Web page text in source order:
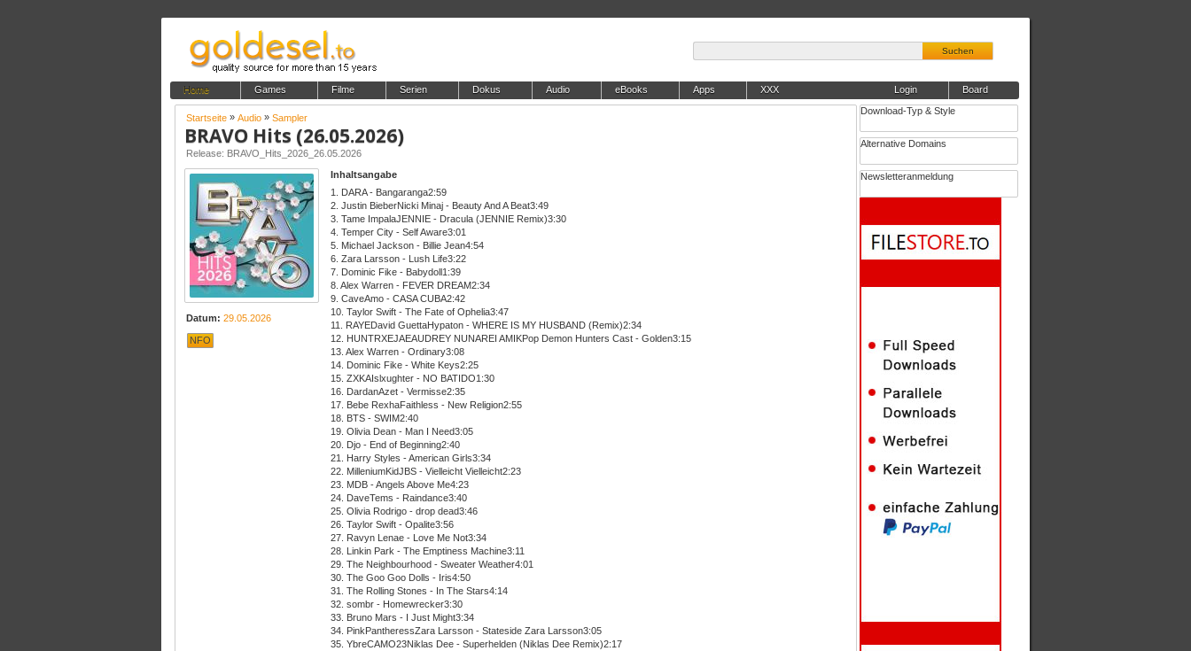
Suchen
Home Games Filme Serien Dokus Audio eBooks Apps XXX Board
Login
Download-Typ & Style
Alternative Domains
Newsletteranmeldung
Startseite » Audio » Sampler
BRAVO Hits (26.05.2026)
Release: BRAVO_Hits_2026_26.05.2026
Datum: 29.05.2026
NFO
Inhaltsangabe
1. DARA - Bangaranga2:59
2. Justin BieberNicki Minaj - Beauty And A Beat3:49
3. Tame ImpalaJENNIE - Dracula (JENNIE Remix)3:30
4. Temper City - Self Aware3:01
5. Michael Jackson - Billie Jean4:54
6. Zara Larsson - Lush Life3:22
7. Dominic Fike - Babydoll1:39
8. Alex Warren - FEVER DREAM2:34
9. CaveAmo - CASA CUBA2:42
10. Taylor Swift - The Fate of Ophelia3:47
11. RAYEDavid GuettaHypaton - WHERE IS MY HUSBAND (Remix)2:34
12. HUNTRXEJAEAUDREY NUNAREI AMIKPop Demon Hunters Cast - Golden3:15
13. Alex Warren - Ordinary3:08
14. Dominic Fike - White Keys2:25
15. ZXKAIslxughter - NO BATIDO1:30
16. DardanAzet - Vermisse2:35
17. Bebe RexhaFaithless - New Religion2:55
18. BTS - SWIM2:40
19. Olivia Dean - Man I Need3:05
20. Djo - End of Beginning2:40
21. Harry Styles - American Girls3:34
22. MilleniumKidJBS - Vielleicht Vielleicht2:23
23. MDB - Angels Above Me4:23
24. DaveTems - Raindance3:40
25. Olivia Rodrigo - drop dead3:46
26. Taylor Swift - Opalite3:56
27. Ravyn Lenae - Love Me Not3:34
28. Linkin Park - The Emptiness Machine3:11
29. The Neighbourhood - Sweater Weather4:01
30. The Goo Goo Dolls - Iris4:50
31. The Rolling Stones - In The Stars4:14
32. sombr - Homewrecker3:30
33. Bruno Mars - I Just Might3:34
34. PinkPantheressZara Larsson - Stateside Zara Larsson3:05
35. YbreCAMO23Niklas Dee - Superhelden (Niklas Dee Remix)2:17